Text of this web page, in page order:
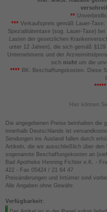
**
*** Verkaufspreis gemäß Lauer-
Spezialitätentaxe (sog. Lauer-Taxe)
Lasten der gesetzlichen
unter 12 Jahren), die sich gemäß
Unternehmens und der
sich nicht um die
****BK: Beschaffungskosten. Diese
*****
Hier können
Die angegebenen Preise beinhalten die
innerhalb Deutschlands ist
Sendungen ins Ausland fallen durch
Artikeln, die wir ausschließlich über
sogenannte Beschaffungskosten an
Bad Apotheke Henning Fichter e.K. -
422 - Fax 05424 / 21 64 47
Preisänderungen und Irrtümer sind
Alle Angaben ohne Gewähr.
Verfügbarkeit: